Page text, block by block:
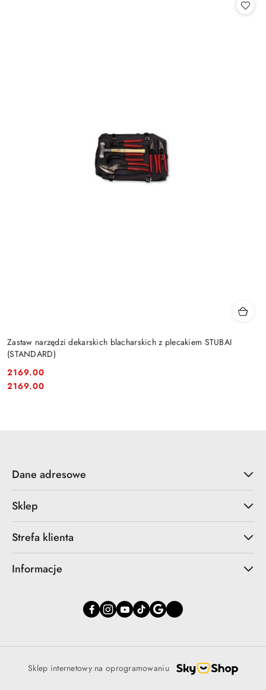
Zastaw narzędzi dekarskich blacharskich z plecakiem STUBAI
(STANDARD)
Cena:
2169.00
Cena:
2169.00
Dane adresowe
Sklep
Strefa klienta
Informacje
Sklep internetowy na oprogramowaniu